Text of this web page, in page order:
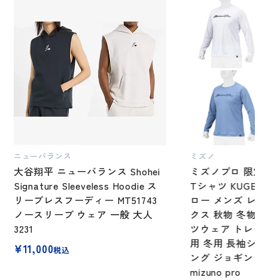
ニューバランス
大谷翔平 ニューバランス Shohei
Signature Sleeveless Hoodie ス
リーブレスフーディー MT51743
ノースリーブ ウェア 一般 大人
3231
¥11,000税込
ミズノ
ミズノプロ 限
Tシャツ
ロー メンズ レ
クス 秋物 冬物
ツウェア トレー
用 冬用 長袖シ
ング ジョギング
mizuno pro